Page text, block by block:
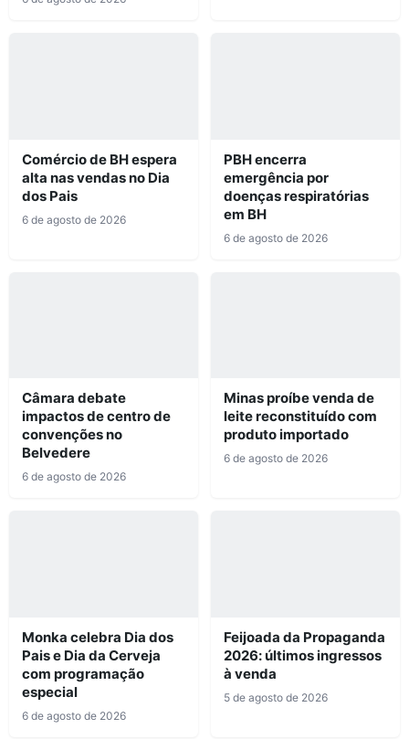
Comércio de BH espera
alta nas vendas no Dia
dos Pais
6 de agosto de 2026
PBH encerra
emergência por
doenças respiratórias
em BH
6 de agosto de 2026
Câmara debate
impactos de centro de
convenções no
Belvedere
6 de agosto de 2026
Minas proíbe venda de
leite reconstituído com
produto importado
6 de agosto de 2026
Monka celebra Dia dos
Pais e Dia da Cerveja
com programação
especial
6 de agosto de 2026
Feijoada da Propaganda
2026: últimos ingressos
à venda
5 de agosto de 2026